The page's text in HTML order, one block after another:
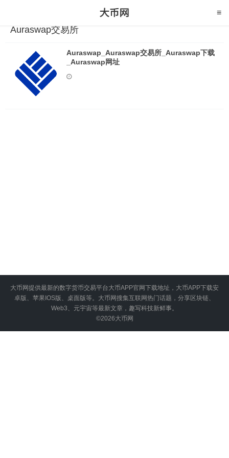
Auraswap交易所
Auraswap_Auraswap交易所_Auraswap下载
_Auraswap网址
大币网提供最新的数字货币交易平台大币APP官网下载地址，大币APP下载安
卓版、苹果IOS版、桌面版等。大币网搜集互联网热门话题，分享区块链、
Web3、元宇宙等最新文章，趣写科技新鲜事。
©2026大币网